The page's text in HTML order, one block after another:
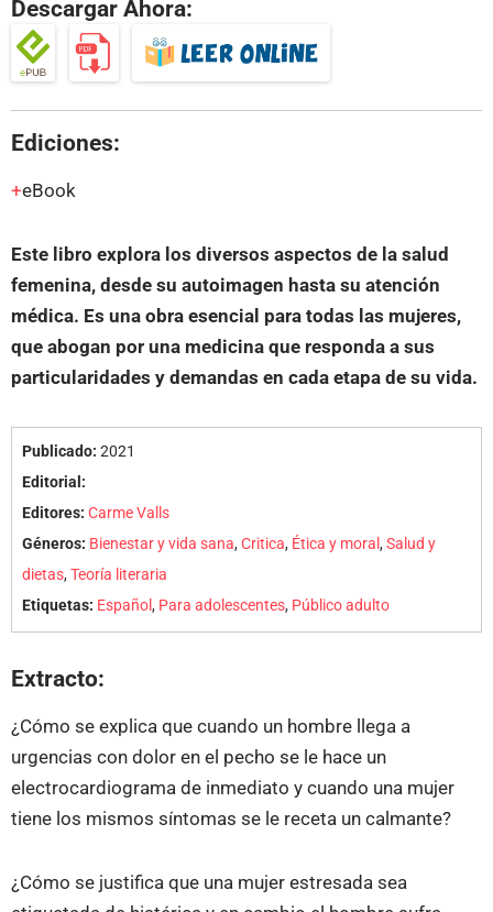
Descargar Ahora:
Ediciones:
eBook
Este libro explora los diversos aspectos de la salud
femenina, desde su autoimagen hasta su atención
médica. Es una obra esencial para todas las mujeres,
que abogan por una medicina que responda a sus
particularidades y demandas en cada etapa de su vida.
Publicado: 2021
Editorial:
Editores: Carme Valls
Géneros: Bienestar y vida sana,Critica, Ética y moral ,Salud y
dietas,Teoría literaria
Etiquetas: Español, Para adolescentes, Público adulto
Extracto:
¿Cómo se explica que cuando un hombre llega a
urgencias con dolor en el pecho se le hace un
electrocardiograma de inmediato y cuando una mujer
tiene los mismos síntomas se le receta un calmante?
¿Cómo se justifica que una mujer estresada sea